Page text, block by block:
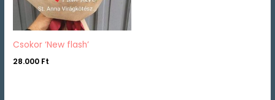
Csokor ‘New flash’
28.000 Ft